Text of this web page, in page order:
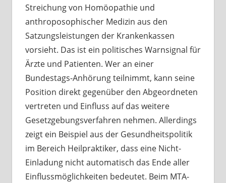
Streichung von Homöopathie und
anthroposophischer Medizin aus den
Satzungsleistungen der Krankenkassen
vorsieht. Das ist ein politisches Warnsignal für
Ärzte und Patienten. Wer an einer
Bundestags-Anhörung teilnimmt, kann seine
Position direkt gegenüber den Abgeordneten
vertreten und Einfluss auf das weitere
Gesetzgebungsverfahren nehmen. Allerdings
zeigt ein Beispiel aus der Gesundheitspolitik
im Bereich Heilpraktiker, dass eine Nicht-
Einladung nicht automatisch das Ende aller
Einflussmöglichkeiten bedeutet. Beim MTA-